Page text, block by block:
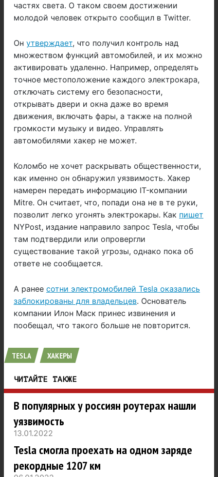
частях света. О таком своем достижении
молодой человек открыто сообщил в Twitter.
Он утверждает, что получил контроль над
множеством функций автомобилей, и их можно
активировать удаленно. Например, определять
точное местоположение каждого электрокара,
отключать систему его безопасности,
открывать двери и окна даже во время
движения, включать фары, а также на полной
громкости музыку и видео. Управлять
автомобилями хакер не может.
Коломбо не хочет раскрывать общественности,
как именно он обнаружил уязвимость. Хакер
намерен передать информацию IT-компании
Mitre. Он считает, что, попади она не в те руки,
позволит легко угонять электрокары. Как пишет
NYPost, издание направило запрос Tesla, чтобы
там подтвердили или опровергли
существование такой угрозы, однако пока об
ответе не сообщается.
А ранее сотни электромобилей Tesla оказались
заблокированы для владельцев. Основатель
компании Илон Маск принес извинения и
пообещал, что такого больше не повторится.
TESLA ХАКЕРЫ
ЧИТАЙТЕ ТАКЖЕ
В популярных у россиян роутерах нашли
уязвимость
13.01.2022
Tesla смогла проехать на одном заряде
рекордные 1207 км